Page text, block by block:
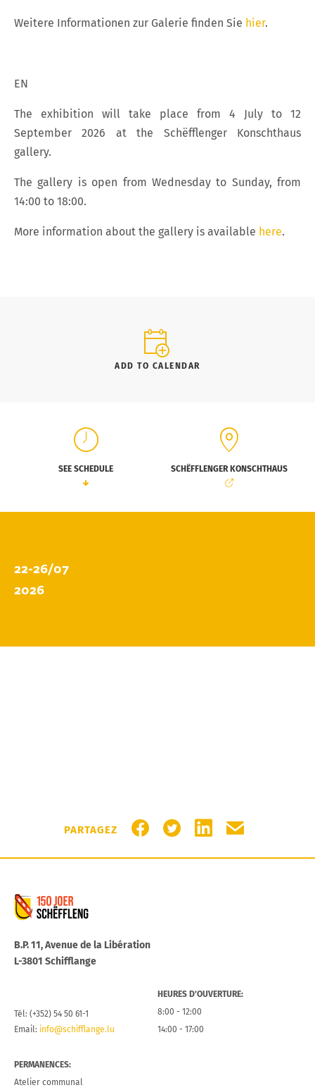
Weitere Informationen zur Galerie finden Sie hier.
EN
The exhibition will take place from 4 July to 12
September 2026 at the Schëfflenger Konschthaus
gallery.
The gallery is open from Wednesday to Sunday, from
14:00 to 18:00.
More information about the gallery is available here.
ADD TO CALENDAR
SEE SCHEDULE SCHËFFLENGER KONSCHTHAUS
22-26/07
2026
PARTAGEZ
PARTAGER SUR FACEBOOK
PARTAGER SUR TWITTER
PARTAGER SUR
PARTAGER
B.P. 11, Avenue de la Libération
L-3801 Schifflange
Tél: (+352) 54 50 61-1
Email: info@schifflange.lu
HEURES D’OUVERTURE:
8:00 - 12:00
14:00 - 17:00
PERMANENCES:
Atelier communal